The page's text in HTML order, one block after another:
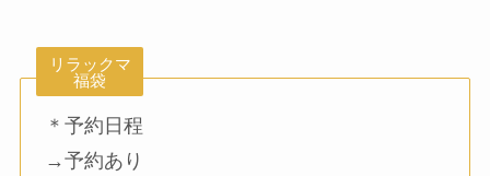
リラックマ
福袋
＊予約日程
→予約あり